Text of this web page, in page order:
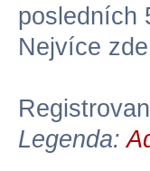
posledních
Nejvíce
Legenda: